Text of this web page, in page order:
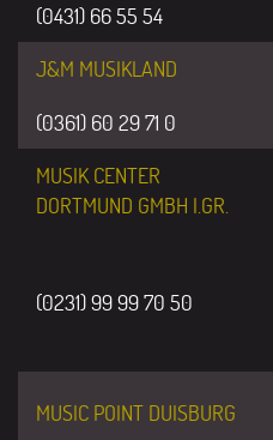
(0431) 66 55 54
J&M MUSIKLAND
(0361) 60 29 71 0
MUSIK CENTER
DORTMUND GMBH I.GR.
(0231) 99 99 70 50
MUSIC POINT DUISBURG